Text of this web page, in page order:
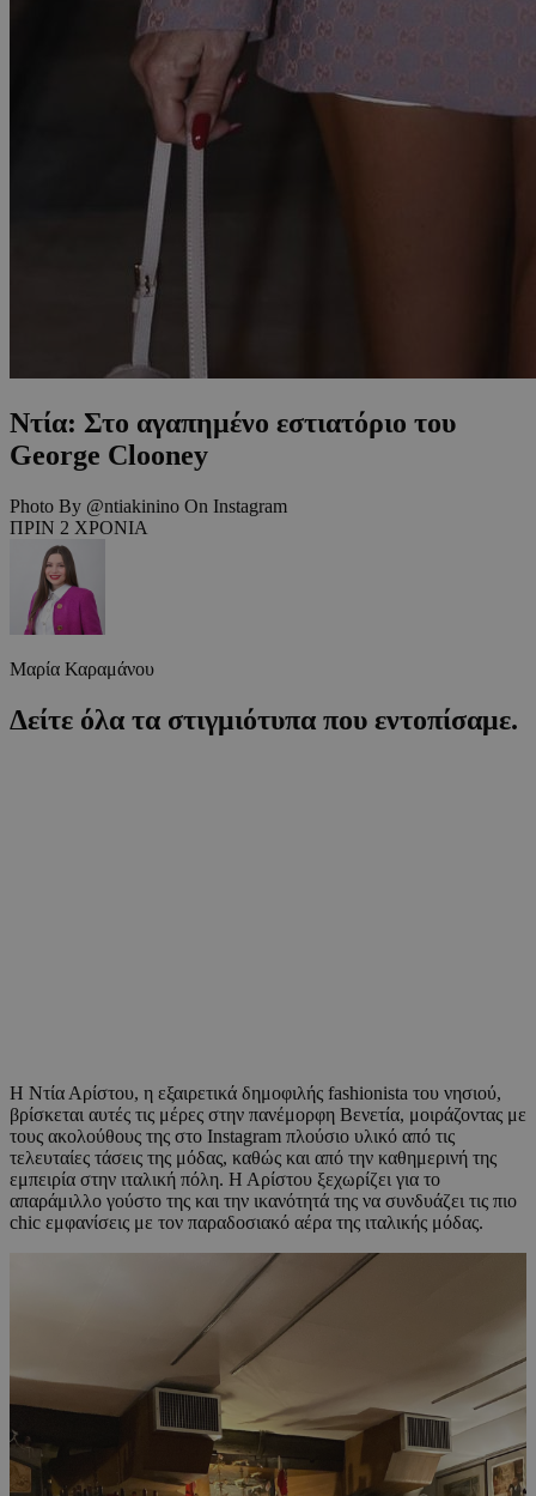
Ντία: Στο αγαπημένο εστιατόριο του
George Clooney
Photo By @ntiakinino On Instagram
ΠΡΙΝ 2 ΧΡΟΝΙΑ
Μαρία Καραμάνου
Δείτε όλα τα στιγμιότυπα που εντοπίσαμε.
Η Ντία Αρίστου, η εξαιρετικά δημοφιλής fashionista του νησιού,
βρίσκεται αυτές τις μέρες στην πανέμορφη Βενετία, μοιράζοντας με
τους ακολούθους της στο Instagram πλούσιο υλικό από τις
τελευταίες τάσεις της μόδας, καθώς και από την καθημερινή της
εμπειρία στην ιταλική πόλη. Η Αρίστου ξεχωρίζει για το
απαράμιλλο γούστο της και την ικανότητά της να συνδυάζει τις πιο
chic εμφανίσεις με τον παραδοσιακό αέρα της ιταλικής μόδας.